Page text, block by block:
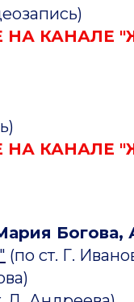
НА КАНАЛЕ
НА КАНАЛЕ
Богова,
(по ст. Г.